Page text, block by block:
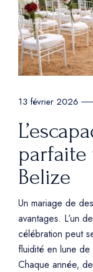
13 février 2026
parfaite
Belize
Un mariage de
avantages. L’un
célébration peut
fluidité en lune de
Chaque année,